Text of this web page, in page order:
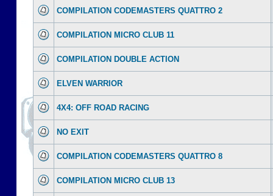
COMPILATION CODEMASTERS QUATTRO 2
COMPILATION MICRO CLUB 11
COMPILATION DOUBLE ACTION
ELVEN WARRIOR
4X4: OFF ROAD RACING
NO EXIT
COMPILATION CODEMASTERS QUATTRO 8
COMPILATION MICRO CLUB 13